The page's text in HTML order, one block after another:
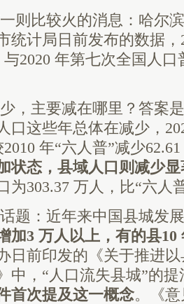
则比较火的消息：哈尔
统计局日前发布的数据
与2020 年第七次全国人
，主要减在哪里？答案
口这些年总体在减少，
2010 年“六人普”减少
状态，县域人口则减少显
为303.37 万人，比“六人
题：近年来中国县城发
加3 万人以上，有的县
日前印发的《关于推进
中，“人口流失县城”的
首次提及这一概念。《